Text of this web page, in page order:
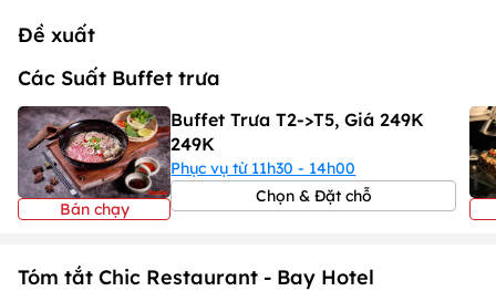
Đề xuất
Các Suất Buffet trưa
Bán chạy
Buffet Trưa T2->T5, Giá 249K
249K
Phục vụ từ 11h30 - 14h00
Chọn & Đặt chỗ
Tóm tắt Chic Restaurant - Bay Hotel
1